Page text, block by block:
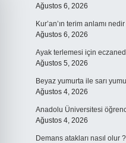
Ağustos 6, 2026
Kur’an’ın terim anlamı
Ağustos 6, 2026
Ayak terlemesi için
Ağustos 5, 2026
Beyaz yumurta ile sarı
Ağustos 4, 2026
Anadolu Üniversitesi
Ağustos 4, 2026
Demans atakları nasıl olur ?